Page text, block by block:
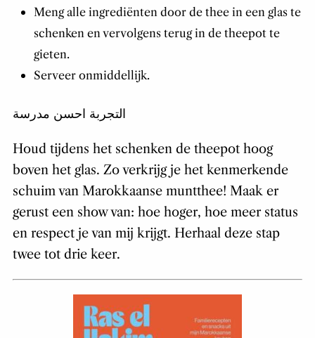
Meng alle ingrediënten door de thee in een glas te
schenken en vervolgens terug in de theepot te
gieten.
Serveer onmiddellijk.
التجربة احسن مدرسة
Houd tijdens het schenken de theepot hoog
boven het glas. Zo verkrijg je het kenmerkende
schuim van Marokkaanse muntthee! Maak er
gerust een show van: hoe hoger, hoe meer status
en respect je van mij krijgt. Herhaal deze stap
twee tot drie keer.